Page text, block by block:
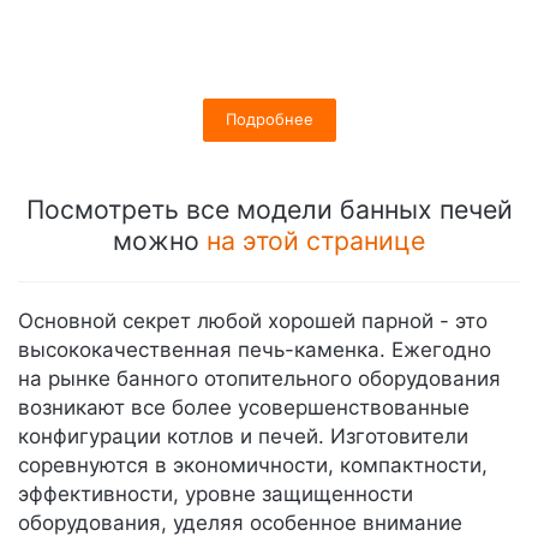
Подробнее
Посмотреть все модели банных печей
можно на этой странице
Основной секрет любой хорошей парной - это
высококачественная печь-каменка. Ежегодно
на рынке банного отопительного оборудования
возникают все более усовершенствованные
конфигурации котлов и печей. Изготовители
соревнуются в экономичности, компактности,
эффективности, уровне защищенности
оборудования, уделяя особенное внимание